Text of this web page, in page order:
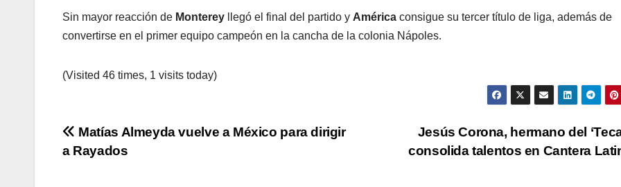
Sin mayor reacción de Monterey llegó el final del partido y América consigue su tercer título de liga, además de
convertirse en el primer equipo campeón en la cancha de la colonia Nápoles.
(Visited 46 times, 1 visits today)
Navegación
Jesús Corona, hermano del
consolida talentos en Cantera
Matías Almeyda vuelve a México para dirigir
a Rayados